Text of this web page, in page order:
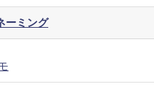
ーミング